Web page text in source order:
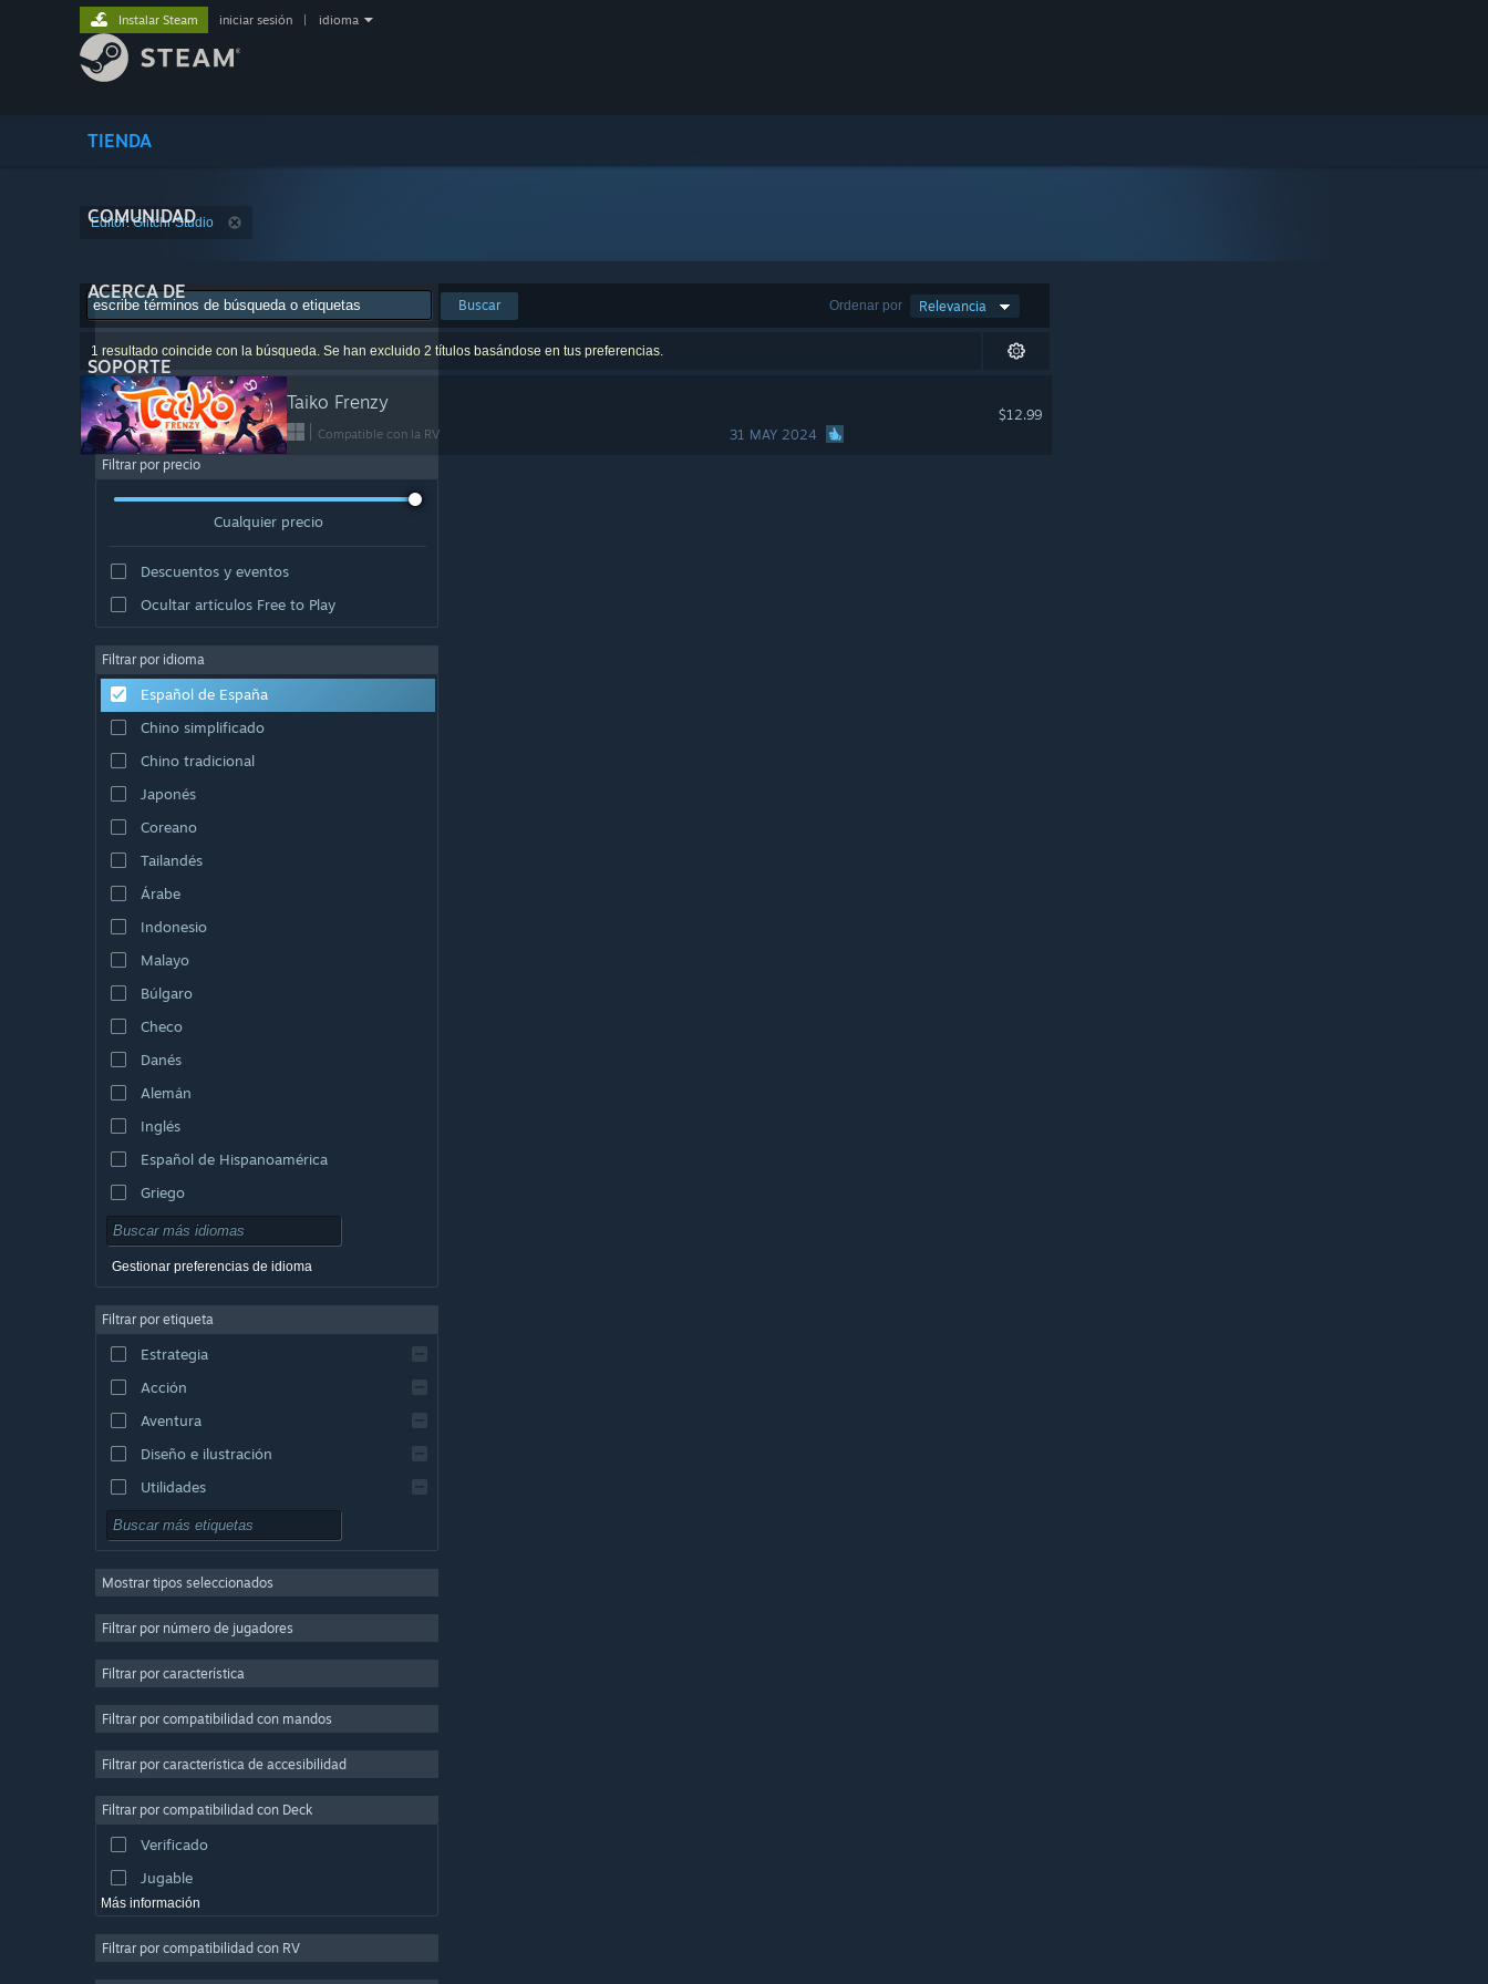
TIENDA
COMUNIDAD
ACERCA DE
SOPORTE
Instalar Steam iniciar sesión idioma
Editor: Glitchr Studio
Ordenar por Relevancia
Buscar
1 resultado coincide con la búsqueda. Se han excluido 2 títulos basándose en tus preferencias.
Taiko Frenzy
Compatible con la RV 31 MAY 2024
$12.99
Filtrar por precio
Cualquier precio
Descuentos y eventos
Ocultar artículos Free to Play
Filtrar por idioma
Español de España
Chino simplificado
Chino tradicional
Japonés
Coreano
Tailandés
Árabe
Indonesio
Malayo
Búlgaro
Checo
Danés
Alemán
Inglés
Español de Hispanoamérica
Griego
Gestionar preferencias de idioma
Filtrar por etiqueta
Estrategia
Acción
Aventura
Diseño e ilustración
Utilidades
Free to Play
Multijugador masivo
Casuales
Simulación
Producción de vídeo
Edición fotográfica
Mostrar tipos seleccionados
Filtrar por número de jugadores
Filtrar por característica
Filtrar por compatibilidad con mandos
Filtrar por característica de accesibilidad
Filtrar por compatibilidad con Deck
Verificado
Jugable
Más información
Filtrar por compatibilidad con RV